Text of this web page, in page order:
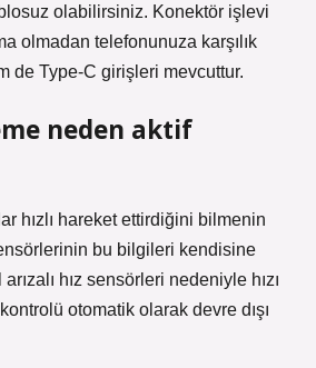
olabilirsiniz. Konektör işlevi
olmadan telefonunuza karşılık
de Type-C girişleri mevcuttur.
neden aktif
hızlı hareket ettirdiğini bilmenin
bu bilgileri kendisine
hız sensörleri nedeniyle hızı
otomatik olarak devre dışı